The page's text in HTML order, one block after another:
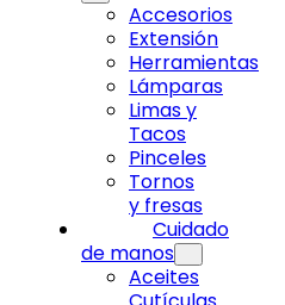
Accesorios
Extensión
Herramientas
Lámparas
Limas y
Tacos
Pinceles
Tornos
y fresas
Cuidado
de manos
Aceites